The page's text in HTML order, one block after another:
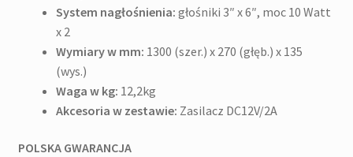
System nagłośnienia: głośniki 3″ x 6″, moc 10 Watt
x 2
Wymiary w mm: 1300 (szer.) x 270 (głęb.) x 135
(wys.)
Waga w kg: 12,2kg
Akcesoria w zestawie: Zasilacz DC12V/2A
POLSKA GWARANCJA